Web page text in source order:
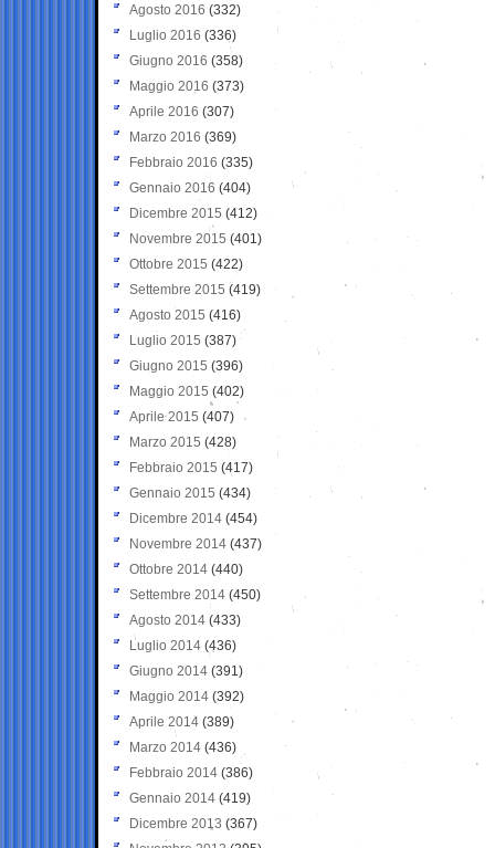
Agosto 2016 (332)
Luglio 2016 (336)
Giugno 2016 (358)
Maggio 2016 (373)
Aprile 2016 (307)
Marzo 2016 (369)
Febbraio 2016 (335)
Gennaio 2016 (404)
Dicembre 2015 (412)
Novembre 2015 (401)
Ottobre 2015 (422)
Settembre 2015 (419)
Agosto 2015 (416)
Luglio 2015 (387)
Giugno 2015 (396)
Maggio 2015 (402)
Aprile 2015 (407)
Marzo 2015 (428)
Febbraio 2015 (417)
Gennaio 2015 (434)
Dicembre 2014 (454)
Novembre 2014 (437)
Ottobre 2014 (440)
Settembre 2014 (450)
Agosto 2014 (433)
Luglio 2014 (436)
Giugno 2014 (391)
Maggio 2014 (392)
Aprile 2014 (389)
Marzo 2014 (436)
Febbraio 2014 (386)
Gennaio 2014 (419)
Dicembre 2013 (367)